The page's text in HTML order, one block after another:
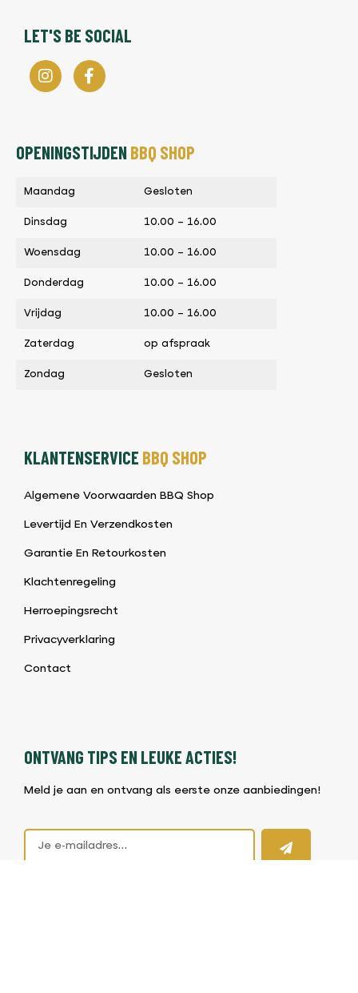
LET'S BE SOCIAL
OPENINGSTIJDENBBQ SHOP
Maandag Gesloten
Dinsdag 10.00 – 16.00
Woensdag 10.00 – 16.00
Donderdag 10.00 – 16.00
Vrijdag 10.00 – 16.00
Zaterdag op afspraak
Zondag Gesloten
KLANTENSERVICE BBQ SHOP
Algemene Voorwaarden BBQ Shop
Levertijd En Verzendkosten
Garantie En Retourkosten
Klachtenregeling
Herroepingsrecht
Privacyverklaring
Contact
ONTVANG TIPS EN LEUKE ACTIES!
Meld je aan en ontvang als eerste onze aanbiedingen!